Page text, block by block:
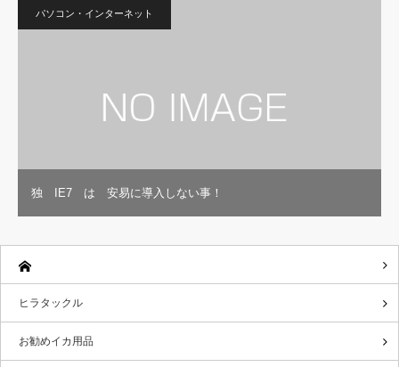
パソコン・インターネット
独 IE7 は 安易に導入しない事！
ヒラタックル
お勧めイカ用品